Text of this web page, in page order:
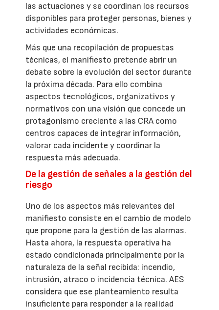
las actuaciones y se coordinan los recursos
disponibles para proteger personas, bienes y
actividades económicas.
Más que una recopilación de propuestas
técnicas, el manifiesto pretende abrir un
debate sobre la evolución del sector durante
la próxima década. Para ello combina
aspectos tecnológicos, organizativos y
normativos con una visión que concede un
protagonismo creciente a las CRA como
centros capaces de integrar información,
valorar cada incidente y coordinar la
respuesta más adecuada.
De la gestión de señales a la gestión del
riesgo
Uno de los aspectos más relevantes del
manifiesto consiste en el cambio de modelo
que propone para la gestión de las alarmas.
Hasta ahora, la respuesta operativa ha
estado condicionada principalmente por la
naturaleza de la señal recibida: incendio,
intrusión, atraco o incidencia técnica. AES
considera que ese planteamiento resulta
insuficiente para responder a la realidad